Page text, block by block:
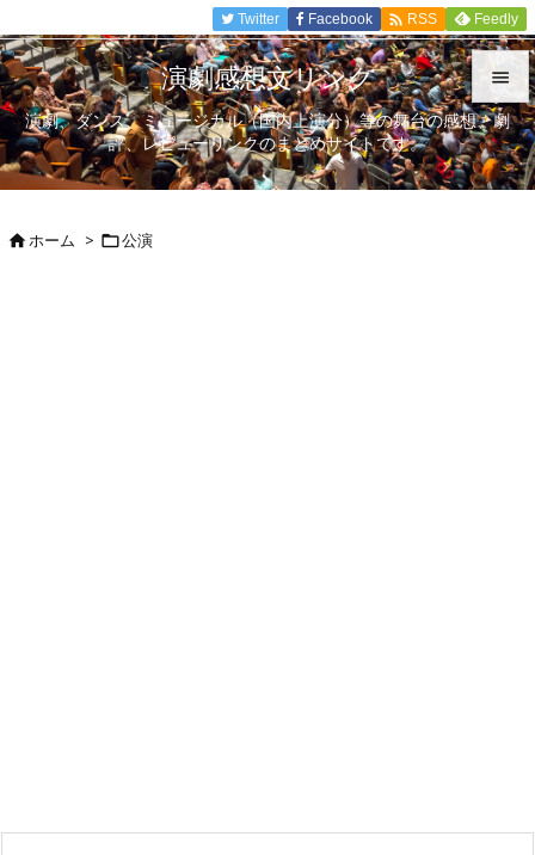


メニュ

Twitter Facebook  RSS Feedly
演劇感想文リンク
演劇、ダンス、ミュージカル（国内上演分）等の舞台の感想、劇
評、レビューリンクのまとめサイトです。
ホーム > 公演